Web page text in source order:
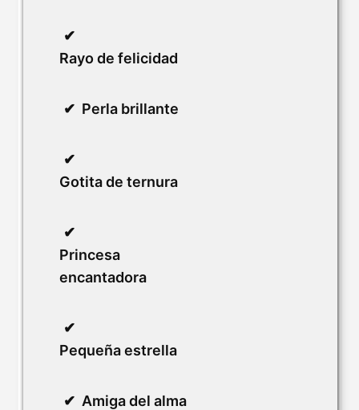
Rayo de felicidad
Perla brillante
Gotita de ternura
Princesa
encantadora
Pequeña estrella
Amiga del alma